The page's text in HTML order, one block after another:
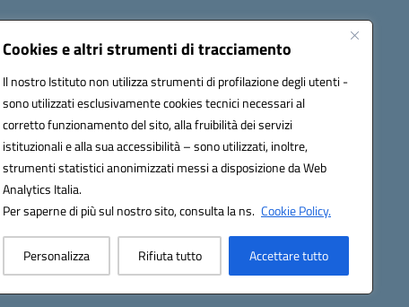
Cookies e altri strumenti di tracciamento
Il nostro Istituto non utilizza strumenti di profilazione degli utenti -
sono utilizzati esclusivamente cookies tecnici necessari al
corretto funzionamento del sito, alla fruibilità dei servizi
istituzionali e alla sua accessibilità – sono utilizzati, inoltre,
strumenti statistici anonimizzati messi a disposizione da Web
Analytics Italia.
Per saperne di più sul nostro sito, consulta la ns. Cookie Policy.
Personalizza Rifiuta tutto Accettare tutto
mcic80700n@pec.istruzione.it